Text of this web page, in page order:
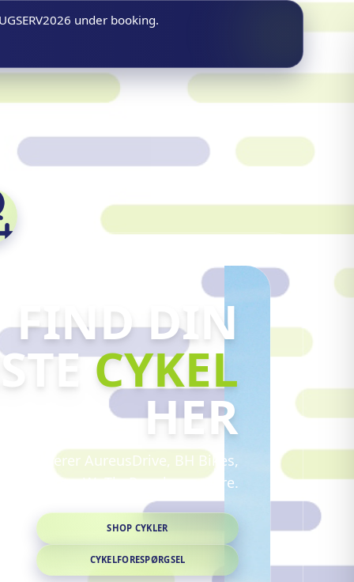
under booking.
FIND DIN
CYKEL
HER
inkluderer AureusDrive, BH Bikes,
Monty, WeThePeople og mere.
SHOP CYKLER
CYKELFORESPØRGSEL